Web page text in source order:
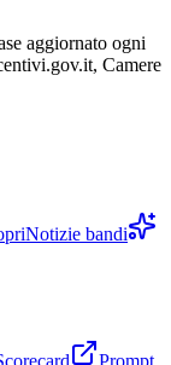
aggiornato ogni
Camere
Notizie bandi
Prompt